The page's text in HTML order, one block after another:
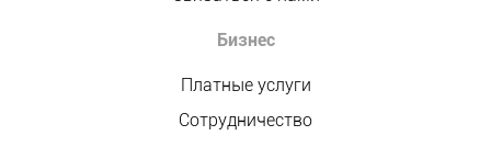
Бизнес
Платные услуги
Сотрудничество